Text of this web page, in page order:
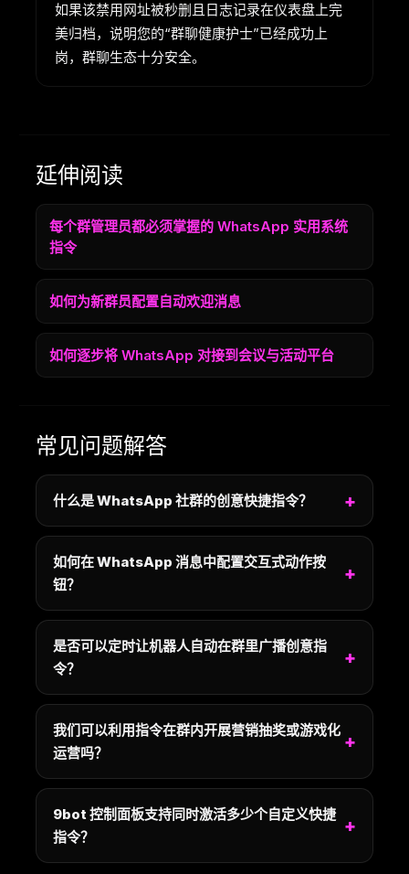
如果该禁用网址被秒删且日志记录在仪表盘上完
美归档，说明您的“群聊健康护士”已经成功上
岗，群聊生态十分安全。
延伸阅读
每个群管理员都必须掌握的 WhatsApp 实用系统
指令
如何为新群员配置自动欢迎消息
如何逐步将 WhatsApp 对接到会议与活动平台
常见问题解答
什么是 WhatsApp 社群的创意快捷指令？
如何在 WhatsApp 消息中配置交互式动作按
钮？
是否可以定时让机器人自动在群里广播创意指
令？
我们可以利用指令在群内开展营销抽奖或游戏化
运营吗？
9bot 控制面板支持同时激活多少个自定义快捷
指令？